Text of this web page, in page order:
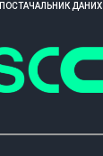
ДАНИХ